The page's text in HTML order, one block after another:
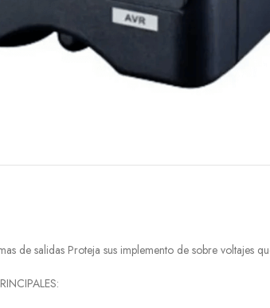
de salidas Proteja sus implemento de sobre voltajes